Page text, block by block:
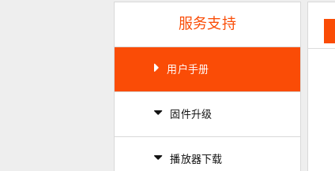
服务支持
用户手册
固件升级
播放器下载